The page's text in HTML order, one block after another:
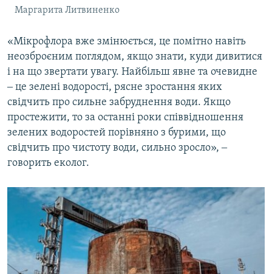
Маргарита Литвиненко
«Мікрофлора вже змінюється, це помітно навіть
неозброєним поглядом, якщо знати, куди дивитися
і на що звертати увагу. Найбільш явне та очевидне
‒ це зелені водорості, рясне зростання яких
свідчить про сильне забруднення води. Якщо
простежити, то за останні роки співвідношення
зелених водоростей порівняно з бурими, що
свідчить про чистоту води, сильно зросло», ‒
говорить еколог.